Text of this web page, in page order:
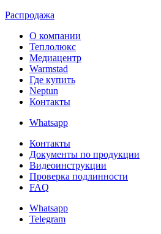
Распродажа
О компании
Теплолюкс
Медиацентр
Warmstad
Где купить
Neptun
Контакты
Whatsapp
Контакты
Документы по продукции
Видеоинструкции
Проверка подлинности
FAQ
Whatsapp
Telegram